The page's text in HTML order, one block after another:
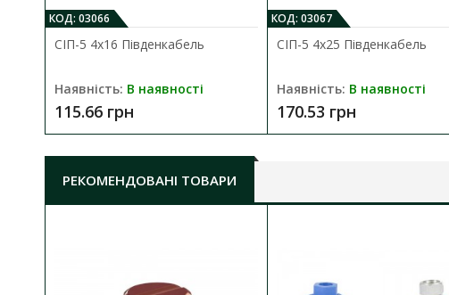
КОД: 03066
СІП-5 4х16 Південкабель
Наявність: В наявності
115.66 грн
КОД: 03067
СІП-5 4х25 Південкабель
Наявність: В наявності
170.53 грн
РЕКОМЕНДОВАНІ ТОВАРИ